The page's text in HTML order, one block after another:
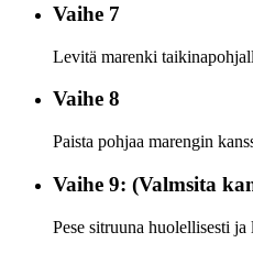
Vaihe 7
Levitä marenki
Vaihe 8
Paista pohjaa marengin
Vaihe 9: (Valmsita
Pese sitruuna huolellisesti